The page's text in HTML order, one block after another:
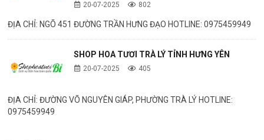
20-07-2025 802
ĐỊA CHỈ: NGÕ 451 ĐƯỜNG TRẦN HƯNG ĐẠO HOTLINE: 0975459949
SHOP HOA TƯƠI TRÀ LÝ TỈNH HƯNG YÊN
20-07-2025 405
ĐỊA CHỈ: ĐƯỜNG VÕ NGUYÊN GIÁP, PHƯỜNG TRÀ LÝ HOTLINE:
0975459949